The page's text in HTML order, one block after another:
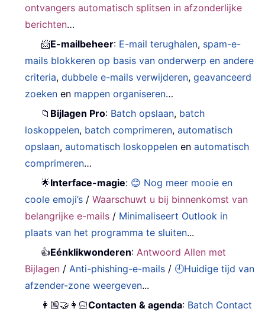
ontvangers automatisch splitsen in afzonderlijke
berichten…
📨E-mailbeheer: E-mail terughalen, spam-e-
mails blokkeren op basis van onderwerp en andere
criteria,dubbele e-mails verwijderen,geavanceerd
zoeken en mappen organiseren…
📁 Bijlagen Pro: Batch opslaan, batch
loskoppelen, batch comprimeren,automatisch
opslaan,automatisch loskoppelen enautomatisch
comprimeren…
🌟Interface-magie: 😊 Nog meer mooie en
coole emoji’s /Waarschuwt u bij binnenkomst van
belangrijke e-mails / Minimaliseert Outlook in
plaats van het programma te sluiten...
👍Eénklikwonderen:Antwoord Allen met
Bijlagen /Anti-phishing-e-mails / 🕘Huidige tijd van
afzender-zone weergeven...
👩🏼‍🤝‍👩🏻Contacten & agenda: Batch Contact